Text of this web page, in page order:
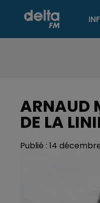
ARNAUD
DE LA
Publié : 14